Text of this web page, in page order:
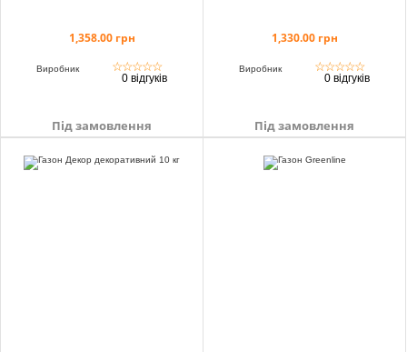
1,358.00 грн
Виробник ☆☆☆☆☆
0 відгуків
Під замовлення
1,330.00 грн
Виробник ☆☆☆☆☆
0 відгуків
Під замовлення